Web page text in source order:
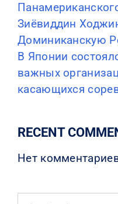
Зиёвиддин
Доминиканскую
В Японии
важных
касающихся
RECENT
Нет